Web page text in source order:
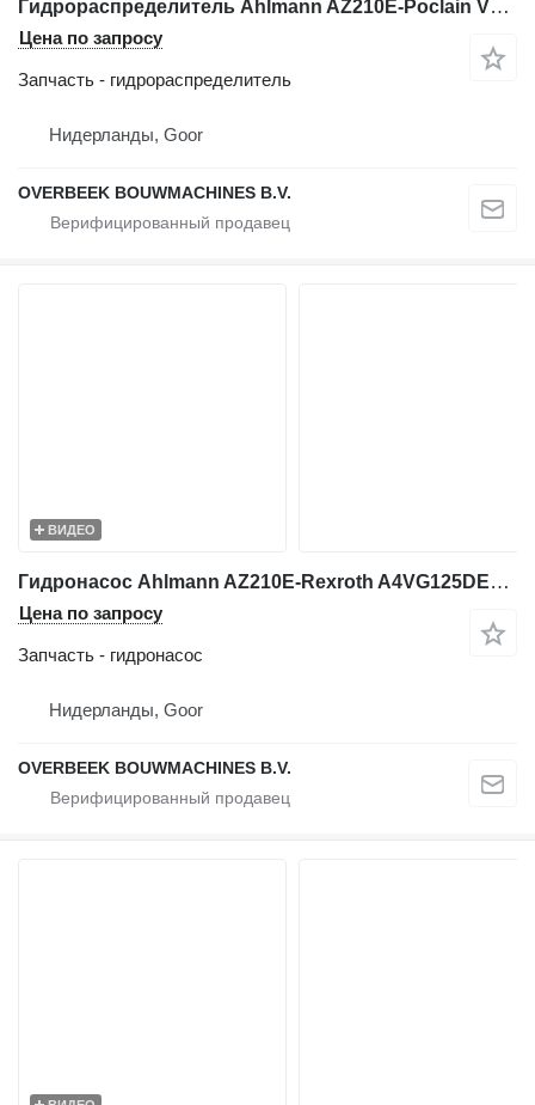
Гидрораспределитель Ahlmann AZ210E-Poclain VB-100-400-43-00-004-Valve/Ventile для фронтального погрузчика
Цена по запросу
Запчасть - гидрораспределитель
Нидерланды, Goor
OVERBEEK BOUWMACHINES B.V.
ВИДЕО
Гидронасос Ahlmann AZ210E-Rexroth A4VG125DE2D1/32R-Drive pump/Rijpomp для фронтального погрузчика
Цена по запросу
Запчасть - гидронасос
Нидерланды, Goor
OVERBEEK BOUWMACHINES B.V.